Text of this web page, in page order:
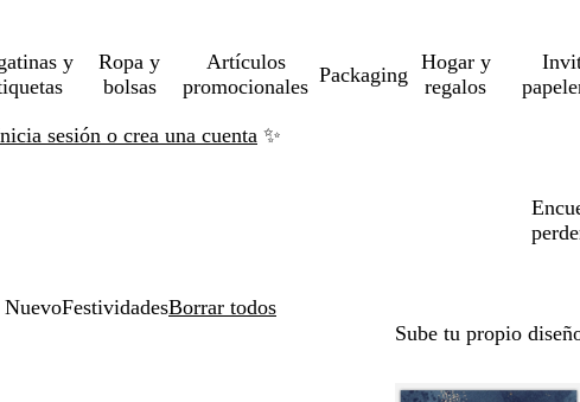
y
Ropa y
bolsas
Artículos
promocionales
Packaging
Hogar y
regalos
sesión o crea una cuenta ✨
FestividadesBorrar todos
Sube tu propio